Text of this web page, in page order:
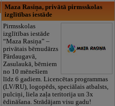
Maza Rasiņa, privātā pirmsskolas
izglītības iestāde
Pirmsskolas
izglītības iestāde
“Maza Rasiņa” –
privātais bērnudārzs
Pārdaugavā,
Zasulaukā, bērniem
no 10 mēnešiem
līdz 6 gadiem. Licencētas programmas
(LV/RU), logopēds, speciālais atbalsts,
pulciņi, liela zaļa teritorija un 3x
ēdināšana. Strādājam visu gadu!